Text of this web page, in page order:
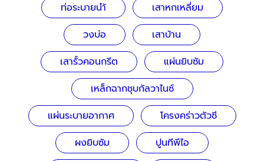
ท่อระบายนำ้
เสาหกเหลี่ยม
วงบ่อ
เสาบ้าน
เสารั้วคอนกรีต
แผ่นยิบซัม
เหล็กฉากชุบกัลวาไนซ์
แผ่นระบายอากาศ
โครงคร่าวตัวซี
ผงยิบซัม
ปูนทีพีไอ